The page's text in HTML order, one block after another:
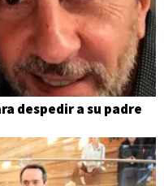
despedir a su padre